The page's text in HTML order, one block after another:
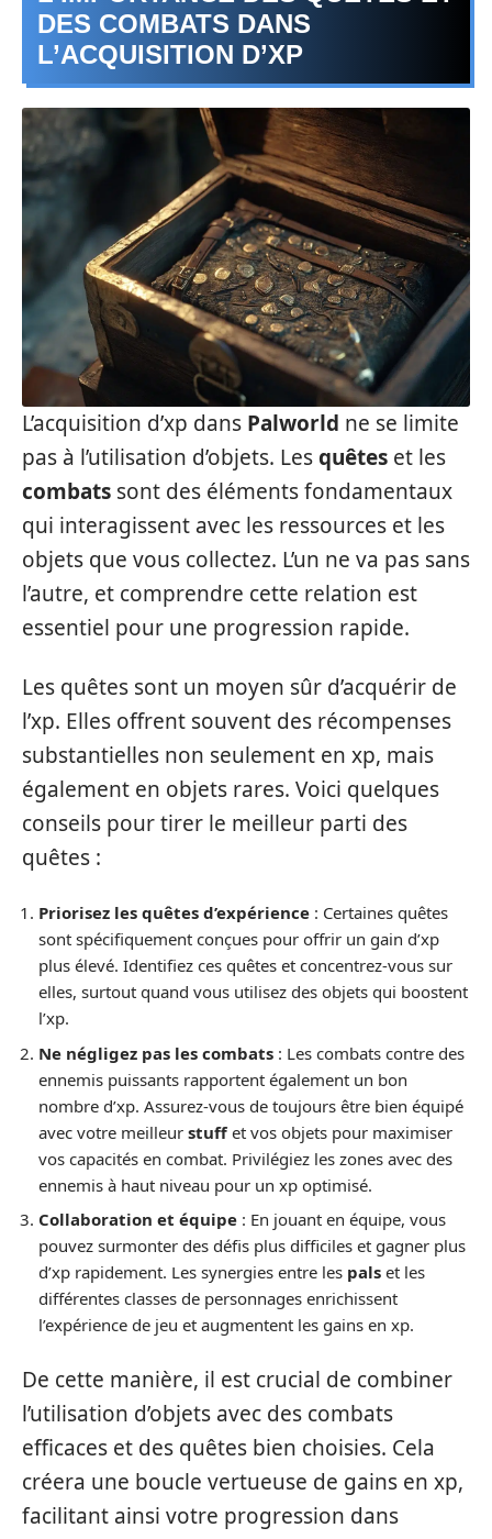
DES COMBATS DANS
L’ACQUISITION D’XP
L’acquisition d’xp dans Palworld ne se limite
pas à l’utilisation d’objets. Lesquêtes et les
combats sont des éléments fondamentaux
qui interagissent avec les ressources et les
objets que vous collectez. L’un ne va pas sans
l’autre, et comprendre cette relation est
essentiel pour une progression rapide.
Les quêtes sont un moyen sûr d’acquérir de
l’xp. Elles offrent souvent des récompenses
substantielles non seulement en xp, mais
également en objets rares. Voici quelques
conseils pour tirer le meilleur parti des
quêtes :
Priorisez les quêtes d’expérience : Certaines quêtes
sont spécifiquement conçues pour offrir un gain d’xp
plus élevé. Identifiez ces quêtes et concentrez-vous sur
elles, surtout quand vous utilisez des objets qui boostent
l’xp.
Ne négligez pas les combats : Les combats contre des
ennemis puissants rapportent également un bon
nombre d’xp. Assurez-vous de toujours être bien équipé
avec votre meilleur stuffet vos objets pour maximiser
vos capacités en combat. Privilégiez les zones avec des
ennemis à haut niveau pour un xp optimisé.
Collaboration et équipe : En jouant en équipe, vous
pouvez surmonter des défis plus difficiles et gagner plus
d’xp rapidement. Les synergies entre les pals et les
différentes classes de personnages enrichissent
l’expérience de jeu et augmentent les gains en xp.
De cette manière, il est crucial de combiner
l’utilisation d’objets avec des combats
efficaces et des quêtes bien choisies. Cela
créera une boucle vertueuse de gains en xp,
facilitant ainsi votre progression dans